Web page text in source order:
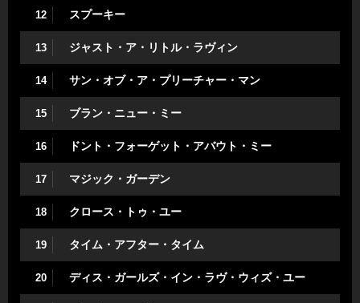
12 スプーキー
13 ジャスト・ア・リトル・ラヴィン
14 サン・オブ・ア・プリーチャー・マン
15 ブラン・ニュー・ミー
16 ドント・フォーゲット・アバウト・ミー
17 マジック・ガーデン
18 クロース・トゥ・ユー
19 タイム・アフター・タイム
20 ディス・ガールズ・イン・ラヴ・ウィズ・ユー